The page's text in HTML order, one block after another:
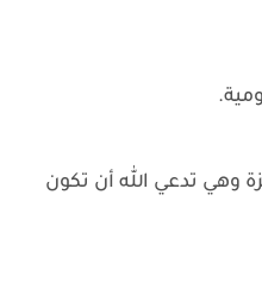
وهي تدعي الله أن تكون